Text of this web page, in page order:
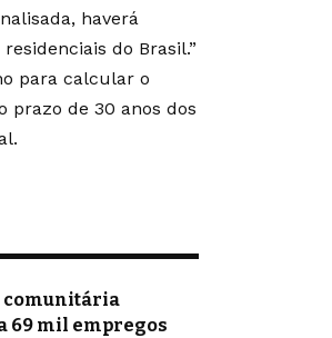
haverá
do Brasil.”
para calcular o
prazo de 30 anos dos
comunitária
69 mil empregos